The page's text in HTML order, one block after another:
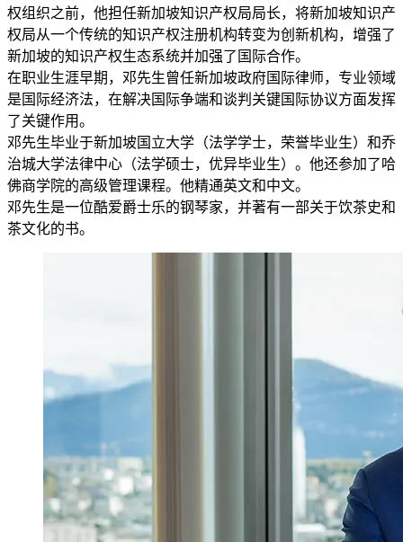
权组织之前，他担任新加坡知识产权局局长，将新加坡知识产
权局从一个传统的知识产权注册机构转变为创新机构，增强了
新加坡的知识产权生态系统并加强了国际合作。
在职业生涯早期，邓先生曾任新加坡政府国际律师，专业领域
是国际经济法，在解决国际争端和谈判关键国际协议方面发挥
了关键作用。
邓先生毕业于新加坡国立大学（法学学士，荣誉毕业生）和乔
治城大学法律中心（法学硕士，优异毕业生）。他还参加了哈
佛商学院的高级管理课程。他精通英文和中文。
邓先生是一位酷爱爵士乐的钢琴家，并著有一部关于饮茶史和
茶文化的书。